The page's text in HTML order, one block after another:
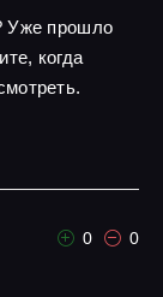
Уже прошло
когда
0 0